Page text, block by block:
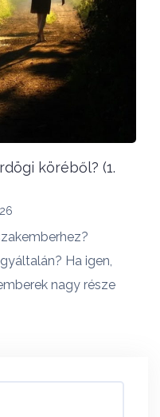
köréből? (1.
Ha igen,
nagy része